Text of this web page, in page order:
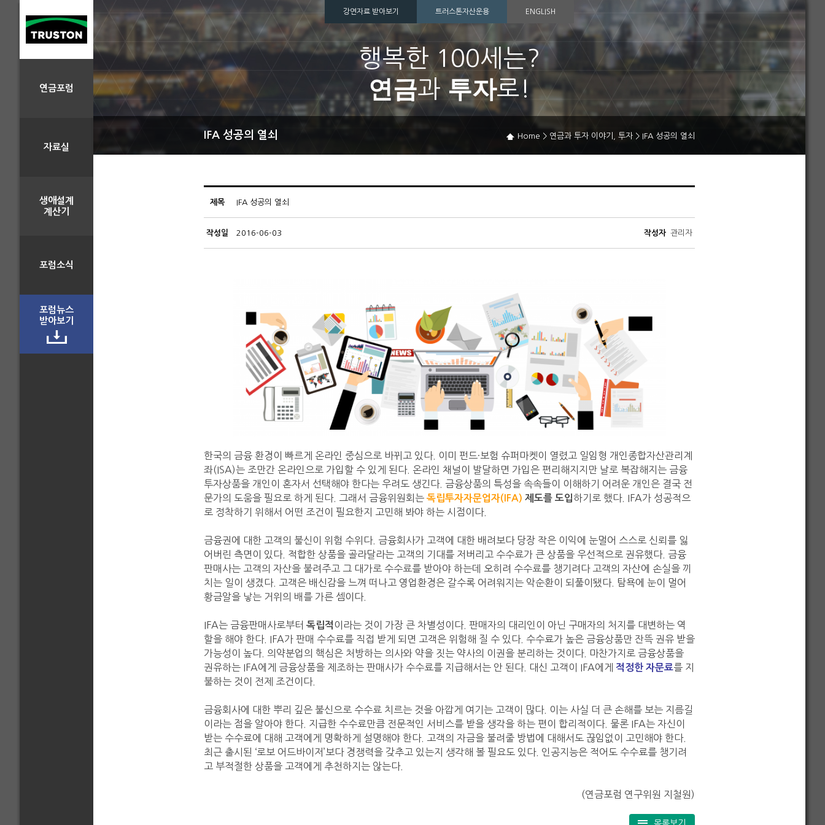
연금포럼
자료실
생애설계
계산기
포럼소식
포럼뉴스
받아보기
강연자료 받아보기 트러스톤자산운용 ENGLISH
행복한 100세는?
연금과투자로!
IFA 성공의 열쇠 Home > 연금과 투자 이야기 투자 > IFA 성공의 열쇠
제목 IFA 성공의 열쇠
작성일 2016-06-03 작성자 관리자
한국의 금융 환경이 빠르게 온라인 중심으로 바뀌고 있다. 이미 펀드·보험 슈퍼마켓이 열렸고 일임형 개인종합자산관리계
좌(ISA)는 조만간 온라인으로 가입할 수 있게 된다. 온라인 채널이 발달하면 가입은 편리해지지만 날로 복잡해지는 금융
투자상품을 개인이 혼자서 선택해야 한다는 우려도 생긴다. 금융상품의 특성을 속속들이 이해하기 어려운 개인은 결국 전
문가의 도움을 필요로 하게 된다. 그래서 금융위원회는 독립투자자문업자(IFA) 제도를 도입 하기로 했다. IFA가 성공적으
로 정착하기 위해서 어떤 조건이 필요한지 고민해 봐야 하는 시점이다.
금융권에 대한 고객의 불신이 위험 수위다. 금융회사가 고객에 대한 배려보다 당장 작은 이익에 눈멀어 스스로 신뢰를 잃
어버린 측면이 있다. 적합한 상품을 골라달라는 고객의 기대를 저버리고 수수료가 큰 상품을 우선적으로 권유했다. 금융
판매사는 고객의 자산을 불려주고 그 대가로 수수료를 받아야 하는데 오히려 수수료를 챙기려다 고객의 자산에 손실을 끼
치는 일이 생겼다. 고객은 배신감을 느껴 떠나고 영업환경은 갈수록 어려워지는 악순환이 되풀이됐다. 탐욕에 눈이 멀어
황금알을 낳는 거위의 배를 가른 셈이다.
IFA는 금융판매사로부터 독립적 이라는 것이 가장 큰 차별성이다. 판매자의 대리인이 아닌 구매자의 처지를 대변하는 역
할을 해야 한다. IFA가 판매 수수료를 직접 받게 되면 고객은 위험해 질 수 있다. 수수료가 높은 금융상품만 잔뜩 권유 받을
가능성이 높다. 의약분업의 핵심은 처방하는 의사와 약을 짓는 약사의 이권을 분리하는 것이다. 마찬가지로 금융상품을
권유하는 IFA에게 금융상품을 제조하는 판매사가 수수료를 지급해서는 안 된다. 대신 고객이 IFA에게 적정한 자문료를 지
불하는 것이 전제 조건이다.
금융회사에 대한 뿌리 깊은 불신으로 수수료 치르는 것을 아깝게 여기는 고객이 많다. 이는 사실 더 큰 손해를 보는 지름길
이라는 점을 알아야 한다. 지급한 수수료만큼 전문적인 서비스를 받을 생각을 하는 편이 합리적이다. 물론 IFA는 자신이
받는 수수료에 대해 고객에게 명확하게 설명해야 한다. 고객의 자금을 불려줄 방법에 대해서도 끊임없이 고민해야 한다.
최근 출시된 ‘로보 어드바이저’보다 경쟁력을 갖추고 있는지 생각해 볼 필요도 있다. 인공지능은 적어도 수수료를 챙기려
고 부적절한 상품을 고객에게 추천하지는 않는다.
(연금포럼 연구위원 지철원)
목록보기